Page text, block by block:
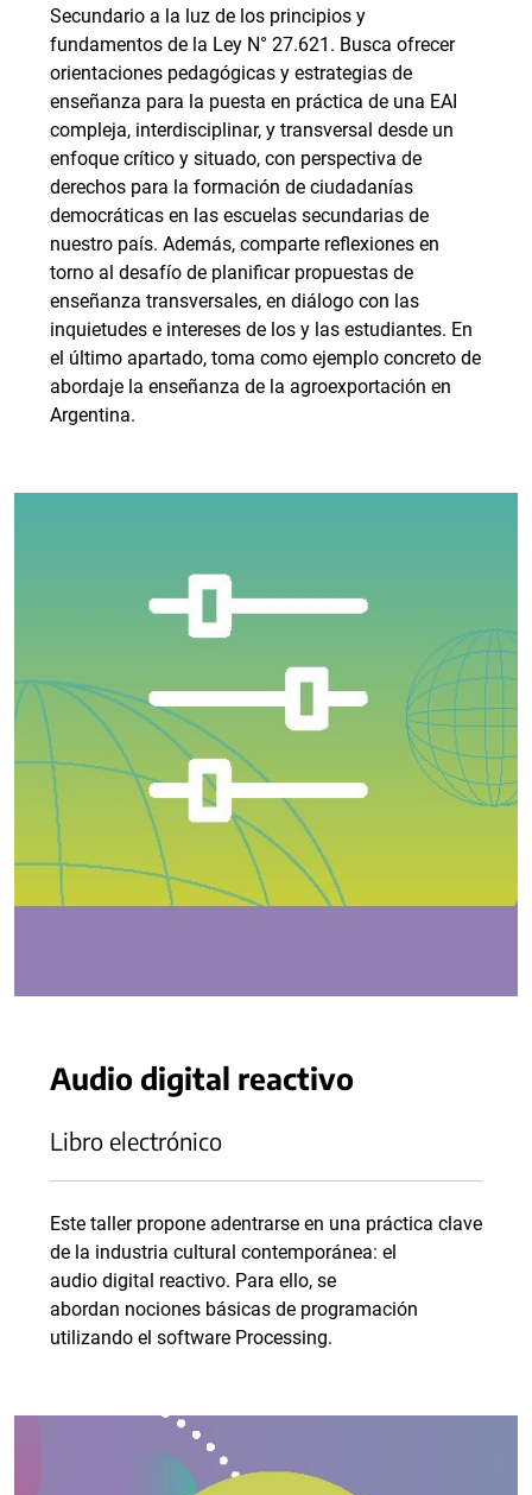
Secundario a la luz de los principios y
fundamentos de la Ley N° 27.621. Busca ofrecer
orientaciones pedagógicas y estrategias de
enseñanza para la puesta en práctica de una EAI
compleja, interdisciplinar, y transversal desde un
enfoque crítico y situado, con perspectiva de
derechos para la formación de ciudadanías
democráticas en las escuelas secundarias de
nuestro país. Además, comparte reflexiones en
torno al desafío de planificar propuestas de
enseñanza transversales, en diálogo con las
inquietudes e intereses de los y las estudiantes. En
el último apartado, toma como ejemplo concreto de
abordaje la enseñanza de la agroexportación en
Argentina.
Audio digital reactivo
Libro electrónico
Este taller propone adentrarse en una práctica clave
de la industria cultural contemporánea: el
audio digital reactivo. Para ello, se
abordan nociones básicas de programación
utilizando el software Processing.